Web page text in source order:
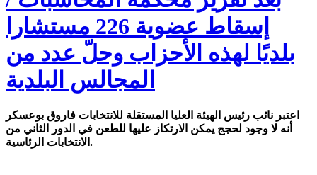
إسقاط عضوية 226 مستشارا
بلديًا لهذه الأحزاب وحلّ عدد من
المجالس البلدية
اعتبر نائب رئيس الهيئة العليا المستقلة للانتخابات فاروق بوعسكر
أنه لا وجود لحجج يمكن الارتكاز عليها للطعن في الدور الثاني من
الانتخابات الرئاسية.